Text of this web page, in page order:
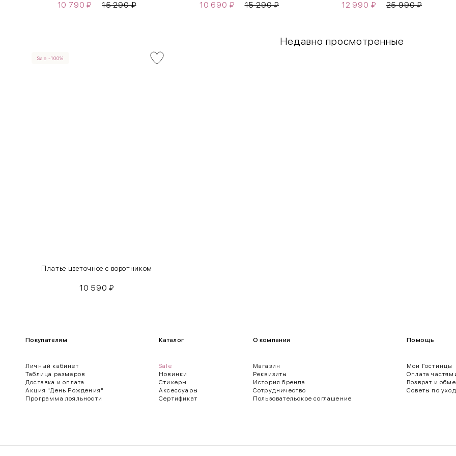
10 790₽ 15 290₽ 10 690 ₽ 15 290₽ 12 990 ₽ 25 990₽
Недавно просмотренные
Sale -100%
Платье цветочное с воротником
10 590₽
Как правильно себя обмерить
Обхват бедер (F)
Измеряется горизонтально полу по наиболее выступающим точкам ягодиц.
Покупателям
Личный кабинет
Таблица размеров
Доставка и оплата
Акция "День Рождения"
Программа лояльности
Каталог
Sale
Новинки
Стикеры
Аксессуары
Сертификат
О компании
Магазин
Реквизиты
История бренда
Сотрудничество
Пользовательское соглашение
Помощь
Мои Гостинцы
Оплата
Возврат и
Советы по